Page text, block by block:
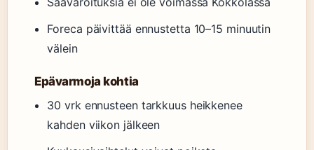
Foreca päivittää ennustetta 10–15 minuutin
välein
Epävarmoja kohtia
30 vrk ennusteen tarkkuus heikkenee
kahden viikon jälkeen